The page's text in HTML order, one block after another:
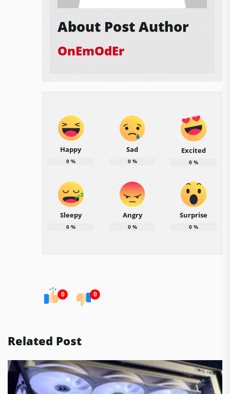
About Post Author
OnEmOdEr
Happy
0%
Sad
0%
Excited
0 %
Sleepy
0%
Angry
0%
Surprise
0 %
0 0
Related Post